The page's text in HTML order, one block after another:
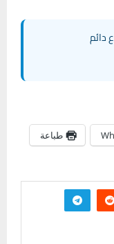
دائم
طباعة